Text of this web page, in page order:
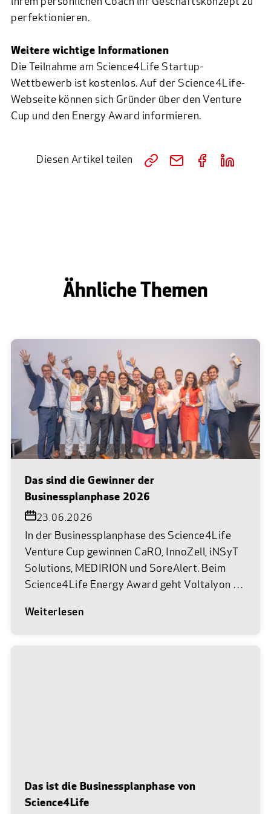
perfektionieren.
Weitere wichtige Informationen
Die Teilnahme am Science4Life Startup-
Wettbewerb ist kostenlos. Auf der Science4Life-
Webseite können sich Gründer über den Venture
Cup und den Energy Award informieren.
Diesen Artikel teilen
Ähnliche Themen
Das sind die Gewinner der
Businessplanphase 2026
23.06.2026
In der Businessplanphase des Science4Life
Venture Cup gewinnen CaRO, InnoZell, iNSyT
Solutions, MEDIRION und SoreAlert. Beim
Science4Life Energy Award geht Voltalyon als
wieder so weit. Im Museum Reinhard Ernst in
Science4Life Energy Award ausgezeichnet.
Vor Ort in bester Location feierten und
Weiterlesen
Das ist die Businessplanphase von
Science4Life